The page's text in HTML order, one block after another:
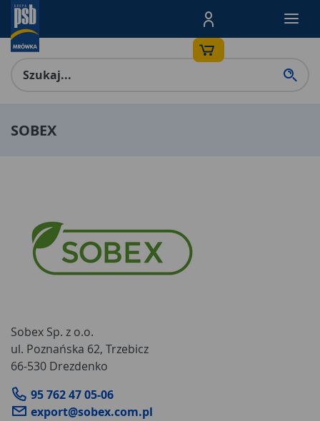
Menu Produktów,
SOBEX
Sobex Sp. z o.o.
ul. Poznańska 62, Trzebicz
66-530 Drezdenko
95 762 47 05-06
export@sobex.com.pl